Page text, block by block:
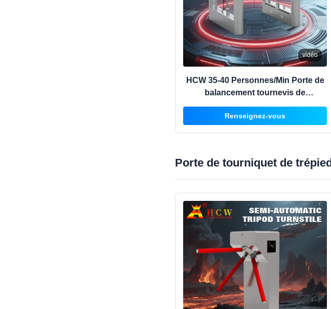
vidéo
HCW 35-40 Personnes/Min Porte de
balancement tournevis de
reconnaissance faciale 100-240V
avec lecteur de carte
Renseignez-vous
Porte de tourniquet de trépied